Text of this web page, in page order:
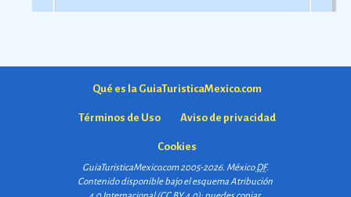
Qué es la GuiaTuristicaMexico.com
Términos de Uso Aviso de privacidad
Cookies
GuiaTuristicaMexico.com 2005-2026. MéxicoDF.
Contenido disponible bajo el esquemaAtribución